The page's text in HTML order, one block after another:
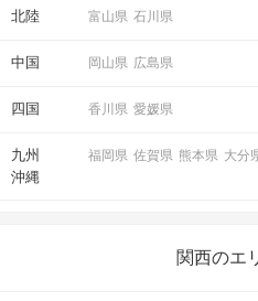
北陸 富山県 石川県
中国 岡山県 広島県
四国 香川県 愛媛県
九州
沖縄
福岡県 佐賀県 熊本県 大分
関西のエ